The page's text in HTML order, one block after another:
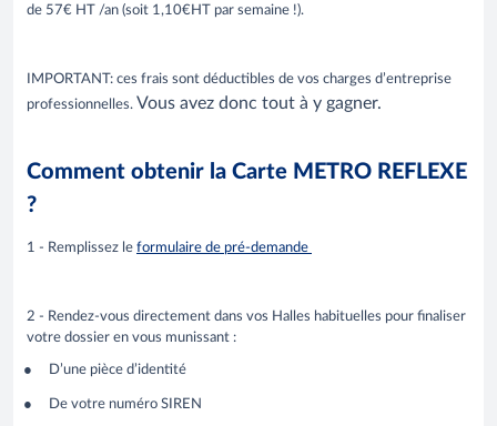
de 57€ HT /an (soit 1,10€HT par semaine !).
IMPORTANT: ces frais sont déductibles de vos charges d’entreprise
professionnelles. Vous avez donc tout à y gagner.
Comment obtenir la Carte METRO REFLEXE
?
1 - Remplissez le formulaire de pré-demande
2 - Rendez-vous directement dans vos Halles habituelles pour finaliser
votre dossier en vous munissant :
D’une pièce d’identité
De votre numéro SIREN